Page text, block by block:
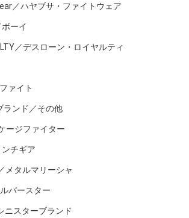
／ハヤブサ・ファイトウェア
ーイ
／デスローン・ロイヤルティ
ァイト
ランド／その他
ージファイター
チギア
メタルマリーシャ
バースター
ニスターブランド